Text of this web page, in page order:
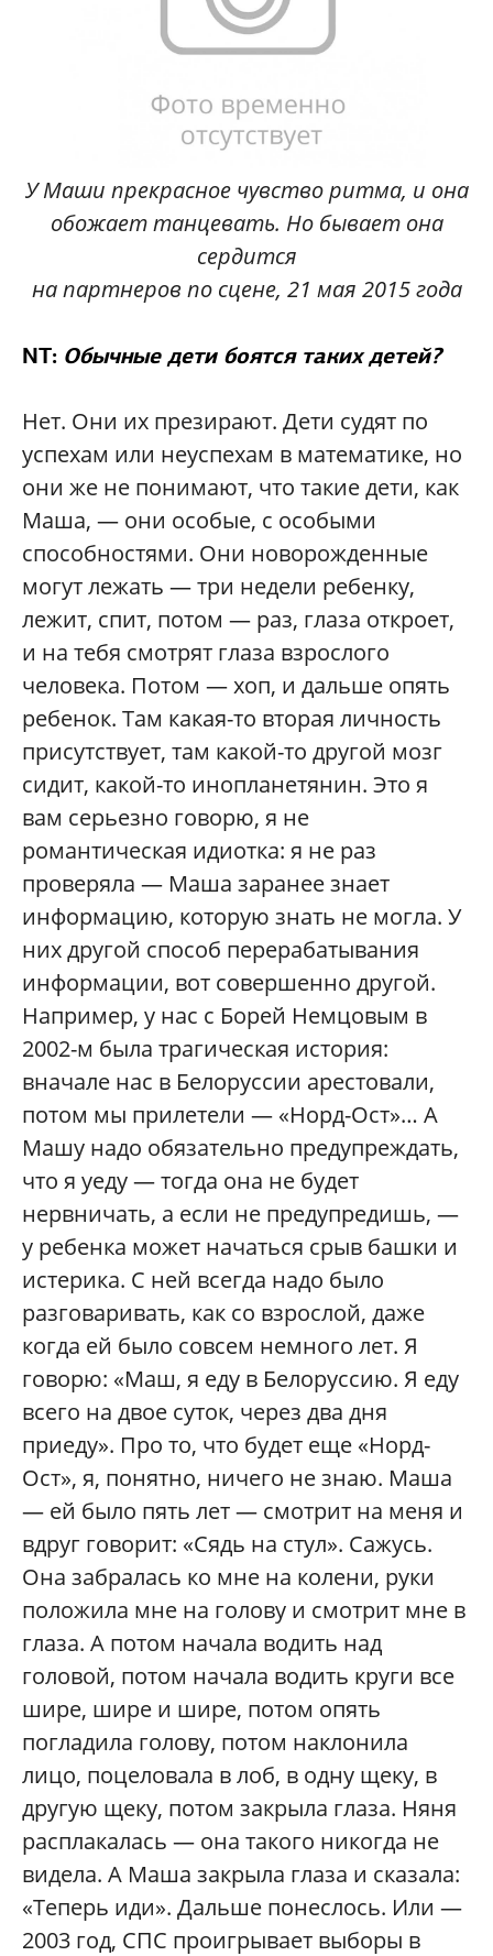
У Маши прекрасное чувство ритма, и она
обожает танцевать. Но бывает она
сердится
на партнеров по сцене, 21 мая 2015 года
NT: Обычные дети боятся таких детей?
Нет. Они их презирают. Дети судят по
успехам или неуспехам в математике, но
они же не понимают, что такие дети, как
Маша, — они особые, с особыми
способностями. Они новорожденные
могут лежать — три недели ребенку,
лежит, спит, потом — раз, глаза откроет,
и на тебя смотрят глаза взрослого
человека. Потом — хоп, и дальше опять
ребенок. Там какая-то вторая личность
присутствует, там какой-то другой мозг
сидит, какой-то инопланетянин. Это я
вам серьезно говорю, я не
романтическая идиотка: я не раз
проверяла — Маша заранее знает
информацию, которую знать не могла. У
них другой способ перерабатывания
информации, вот совершенно другой.
Например, у нас с Борей Немцовым в
2002-м была трагическая история:
вначале нас в Белоруссии арестовали,
потом мы прилетели — «Норд-Ост»… А
Машу надо обязательно предупреждать,
что я уеду — тогда она не будет
нервничать, а если не предупредишь, —
у ребенка может начаться срыв башки и
истерика. С ней всегда надо было
разговаривать, как со взрослой, даже
когда ей было совсем немного лет. Я
говорю: «Маш, я еду в Белоруссию. Я еду
всего на двое суток, через два дня
приеду». Про то, что будет еще «Норд-
Ост», я, понятно, ничего не знаю. Маша
— ей было пять лет — смотрит на меня и
вдруг говорит: «Сядь на стул». Сажусь.
Она забралась ко мне на колени, руки
положила мне на голову и смотрит мне в
глаза. А потом начала водить над
головой, потом начала водить круги все
шире, шире и шире, потом опять
погладила голову, потом наклонила
лицо, поцеловала в лоб, в одну щеку, в
другую щеку, потом закрыла глаза. Няня
расплакалась — она такого никогда не
видела. А Маша закрыла глаза и сказала:
«Теперь иди». Дальше понеслось. Или —
2003 год, СПС проигрывает выборы в